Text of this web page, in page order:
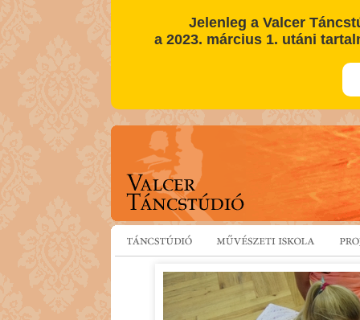
Jelenleg a Valcer
a 2023. március 1. utáni